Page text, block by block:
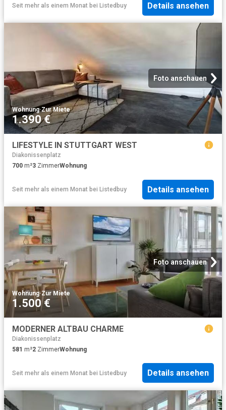
Seit mehr als einem Monat bei Listedbuy Details ansehen
Foto anschauen
Wohnung·Zur Miete
1.390 €
LIFESTYLE IN STUTTGART WEST
Diakonissenplatz
700 m²3 ZimmerWohnung
Seit mehr als einem Monat bei Listedbuy Details ansehen
Foto anschauen
Wohnung·Zur Miete
1.500 €
MODERNER ALTBAU CHARME
Diakonissenplatz
581 m²2 ZimmerWohnung
Seit mehr als einem Monat bei Listedbuy Details ansehen